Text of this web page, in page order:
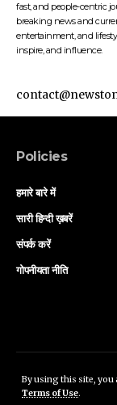
By using this site, you
Terms of Use.
fast, and people-centric
breaking news and
entertainment, and
inspire, and influence.
Policies
हमारे बारे में
सारी हिन्दी ख़बरें
संपर्क करें
गोपनीयता नीति
©